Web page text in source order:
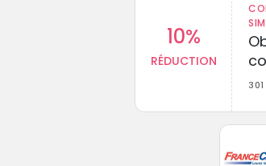
10%
RÉDUCTION